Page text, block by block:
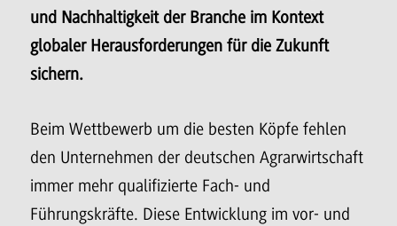
und Nachhaltigkeit der Branche im Kontext
globaler Herausforderungen für die Zukunft
sichern.
Beim Wettbewerb um die besten Köpfe fehlen
den Unternehmen der deutschen Agrarwirtschaft
immer mehr qualifizierte Fach- und
Führungskräfte. Diese Entwicklung im vor- und